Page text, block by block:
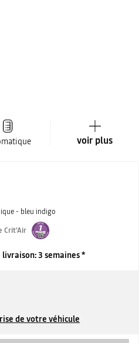
voir plus
- bleu indigo
Crit'Air
3 semaines *
de votre véhicule